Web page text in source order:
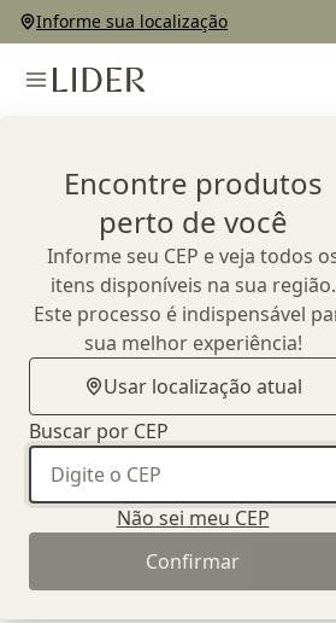
Informe sua localização
Encontre produtos
perto de você
Informe seu CEP e veja todos
itens disponíveis na sua região.
Este processo é indispensável
sua melhor experiência!
Usar localização atual
Buscar por CEP
Não sei meu CEP
Confirmar